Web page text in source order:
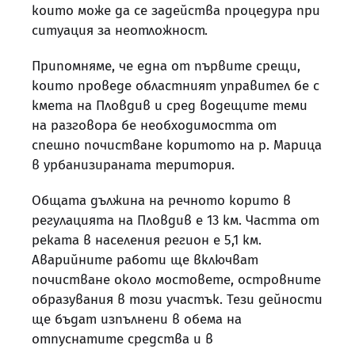
които може да се задейства процедура при
ситуация за неотложност.
Припомняме, че една от първите срещи,
които проведе областният управител бе с
кмета на Пловдив и сред водещите теми
на разговора бе необходимостта от
спешно почистване коритото на р. Марица
в урбанизираната територия.
Общата дължина на речното корито в
регулацията на Пловдив е 13 км. Частта от
реката в населения регион е 5,1 км.
Аварийните работи ще включват
почистване около мостовете, островните
образувания в този участък. Тези дейности
ще бъдат изпълнени в обема на
отпуснатите средства и в